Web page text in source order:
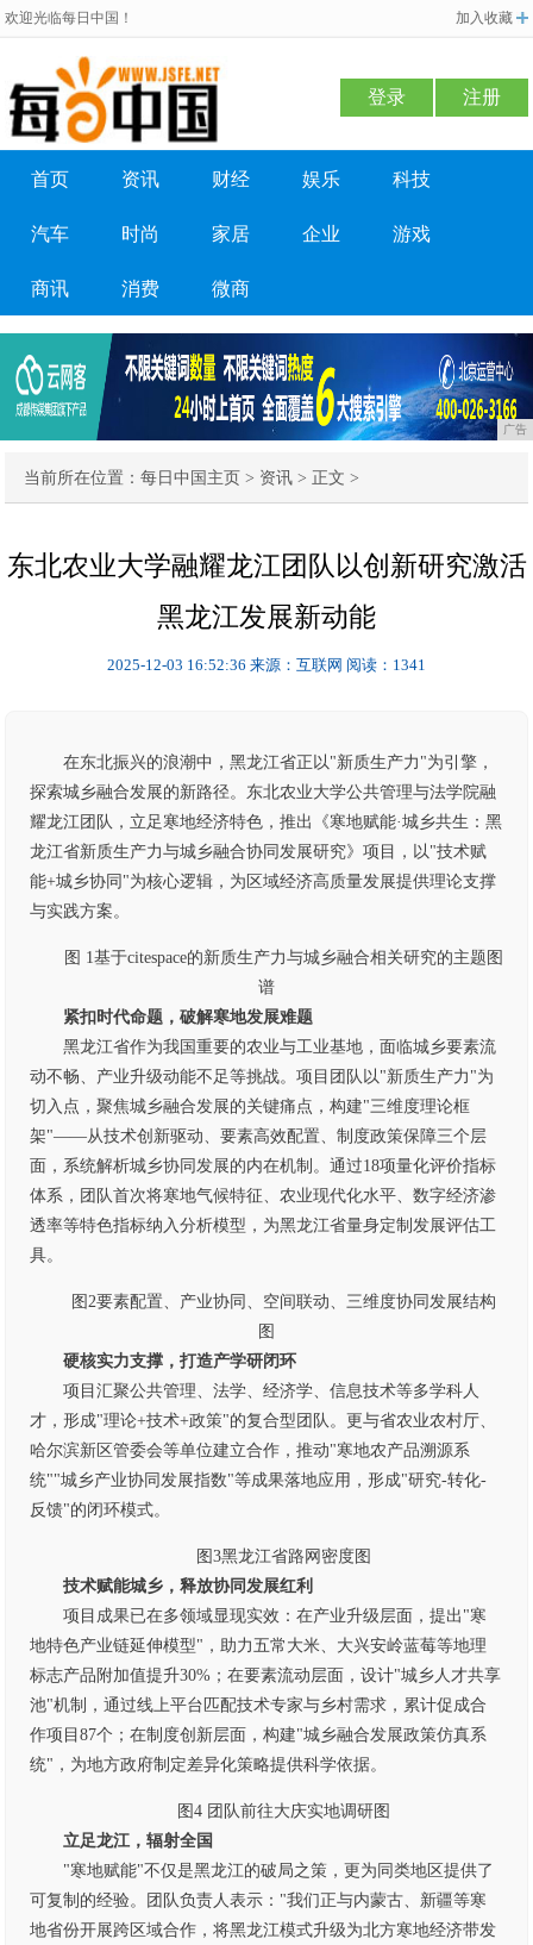
欢迎光临每日中国！ 加入收藏
登录 注册
首页 资讯 财经 娱乐 科技
汽车 时尚 家居 企业 游戏
商讯 消费 微商
广告
当前所在位置：每日中国主页 > 资讯 > 正文 >
东北农业大学融耀龙江团队以创新研究激活
黑龙江发展新动能
2025-12-03 16:52:36 来源：互联网 阅读：1341
在东北振兴的浪潮中，黑龙江省正以"新质生产力"为引擎，
探索城乡融合发展的新路径。东北农业大学公共管理与法学院融
耀龙江团队，立足寒地经济特色，推出《寒地赋能·城乡共生：黑
龙江省新质生产力与城乡融合协同发展研究》项目，以"技术赋
能+城乡协同"为核心逻辑，为区域经济高质量发展提供理论支撑
与实践方案。
图 1基于citespace的新质生产力与城乡融合相关研究的主题图
谱
紧扣时代命题，破解寒地发展难题
黑龙江省作为我国重要的农业与工业基地，面临城乡要素流
动不畅、产业升级动能不足等挑战。项目团队以"新质生产力"为
切入点，聚焦城乡融合发展的关键痛点，构建"三维度理论框
架"——从技术创新驱动、要素高效配置、制度政策保障三个层
面，系统解析城乡协同发展的内在机制。通过18项量化评价指标
体系，团队首次将寒地气候特征、农业现代化水平、数字经济渗
透率等特色指标纳入分析模型，为黑龙江省量身定制发展评估工
具。
图2要素配置、产业协同、空间联动、三维度协同发展结构
图
硬核实力支撑，打造产学研闭环
项目汇聚公共管理、法学、经济学、信息技术等多学科人
才，形成"理论+技术+政策"的复合型团队。更与省农业农村厅、
哈尔滨新区管委会等单位建立合作，推动"寒地农产品溯源系
统""城乡产业协同发展指数"等成果落地应用，形成"研究-转化-
反馈"的闭环模式。
图3黑龙江省路网密度图
技术赋能城乡，释放协同发展红利
项目成果已在多领域显现实效：在产业升级层面，提出"寒
地特色产业链延伸模型"，助力五常大米、大兴安岭蓝莓等地理
标志产品附加值提升30%；在要素流动层面，设计"城乡人才共享
池"机制，通过线上平台匹配技术专家与乡村需求，累计促成合
作项目87个；在制度创新层面，构建"城乡融合发展政策仿真系
统"，为地方政府制定差异化策略提供科学依据。
图4 团队前往大庆实地调研图
立足龙江，辐射全国
"寒地赋能"不仅是黑龙江的破局之策，更为同类地区提供了
可复制的经验。团队负责人表示："我们正与内蒙古、新疆等寒
地省份开展跨区域合作，将黑龙江模式升级为北方寒地经济带发